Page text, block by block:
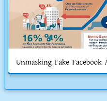
Unmasking Fake Facebook